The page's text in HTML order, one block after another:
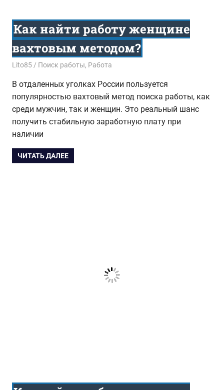
Как найти работу женщине
вахтовым методом?
02.02.2016
Lito85 Поиск работы, Работа
В отдаленных уголках России пользуется
популярностью вахтовый метод поиска работы, как
среди мужчин, так и женщин. Это реальный шанс
получить стабильную заработную плату при
наличии
ЧИТАТЬ ДАЛЕЕ